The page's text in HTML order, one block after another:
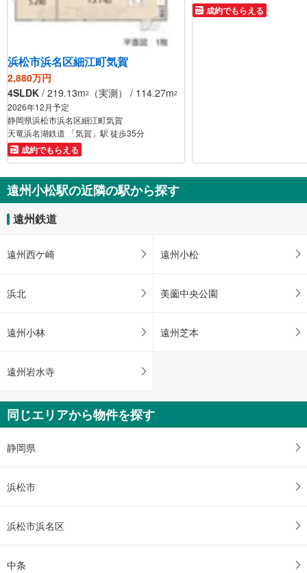
浜松市浜名区細江町気賀
2,880万円
4SLDK / 219.13m2 （実測） / 114.27m2
2026年12月予定
静岡県浜松市浜名区細江町気賀
天竜浜名湖鉄道 「気賀」駅 徒歩35分
成約でもらえる
成約でもらえる
遠州小松駅の近隣の駅から探す
遠州鉄道
遠州西ケ崎 遠州小松
浜北 美薗中央公園
遠州小林 遠州芝本
遠州岩水寺
同じエリアから物件を探す
静岡県
浜松市
浜松市浜名区
中条